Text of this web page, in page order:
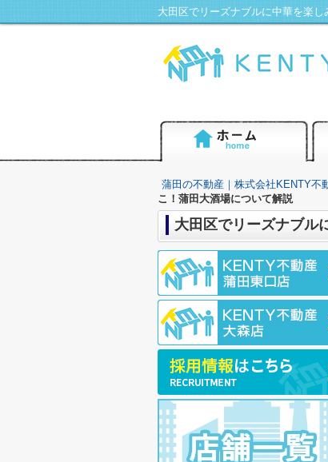
蒲田の不動産｜株式会社KENTY不
こ！蒲田大酒場について解説
大田区でリーズナブル